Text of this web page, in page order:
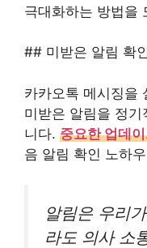
극대화하는 방법을
## 미받은 알림 확
카카오톡 메시징을
미받은 알림을 정
니다. 중요한 업데
음 알림 확인 노하
알림은 우리
라도 의사 소